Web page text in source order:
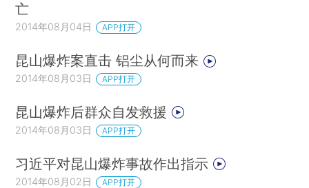
亡
2014年08月04日 APP打开
昆山爆炸案直击 铝尘从何而来
2014年08月03日 APP打开
昆山爆炸后群众自发救援
2014年08月03日 APP打开
习近平对昆山爆炸事故作出指示
2014年08月02日 APP打开